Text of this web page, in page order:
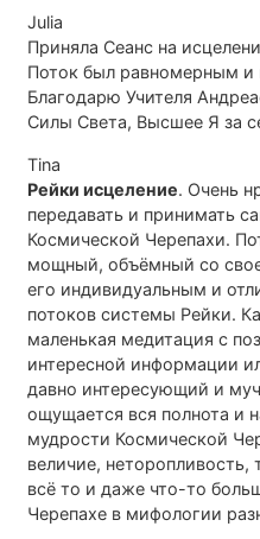
Julia
Приняла Сеанс на
Поток был равномерным
Благодарю Учителя
Силы Света, Высшее Я за
Tina
Рейки исцеление. Очень
передавать и принимать
Космической Черепахи.
мощный, объёмный со
его индивидуальным и
потоков системы Рейки.
маленькая медитация с
интересной информации
давно интересующий и
ощущается вся полнота и
мудрости Космической
величие, неторопливость,
всё то и даже что-то
Черепахе в мифологии